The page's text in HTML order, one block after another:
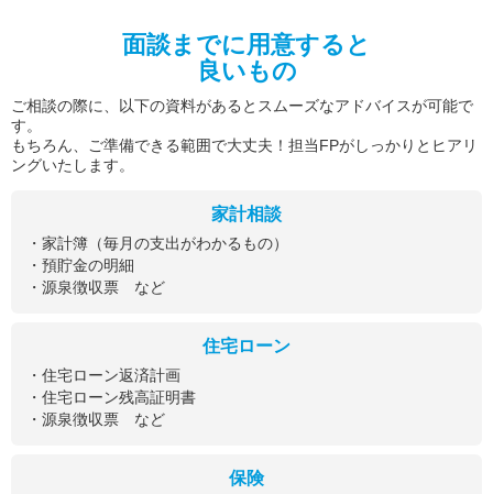
面談までに用意すると
良いもの
ご相談の際に、以下の資料があるとスムーズなアドバイスが可能で
す。
もちろん、ご準備できる範囲で大丈夫！担当FPがしっかりとヒアリ
ングいたします。
家計相談
・家計簿（毎月の支出がわかるもの）
・預貯金の明細
・源泉徴収票 など
住宅ローン
・住宅ローン返済計画
・住宅ローン残高証明書
・源泉徴収票 など
保険